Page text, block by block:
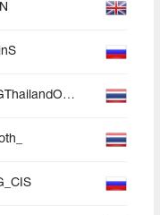
PUBGThailandOfficial